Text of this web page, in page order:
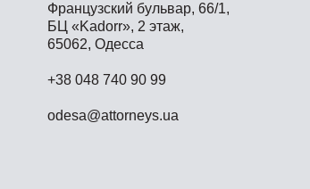
Французский бульвар, 66/1,
БЦ «Kadorr», 2 этаж,
65062, Одесса
+38 048 740 90 99
odesa@attorneys.ua